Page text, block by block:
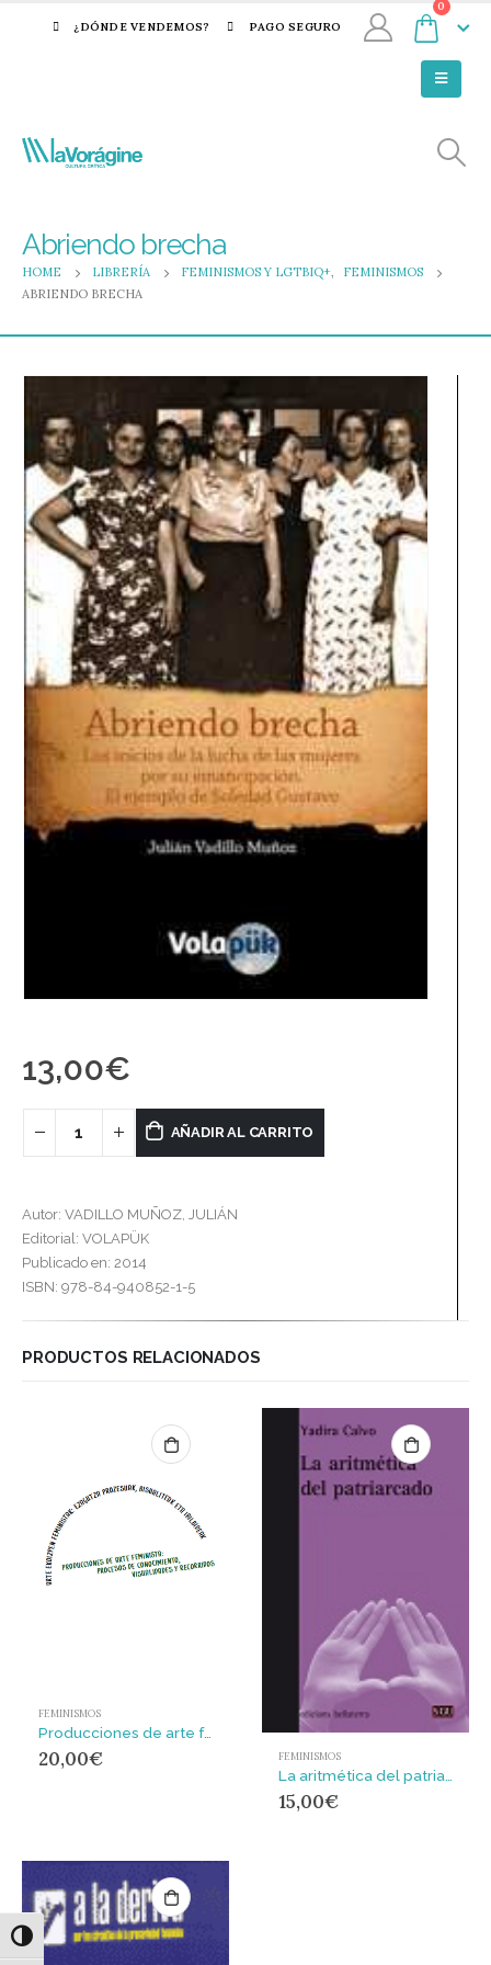
Alternar alto contraste
¿DÓNDE VENDEMOS? PAGO SEGURO
0
Abriendo brecha
HOME LIBRERÍA FEMINISMOS Y LGTBIQ+,
FEMINISMOS
ABRIENDO BRECHA
13,00€
AÑADIR AL CARRITO
Autor: VADILLO MUÑOZ, JULIÁN
Editorial: VOLAPÜK
Publicado en: 2014
ISBN: 978-84-940852-1-5
PRODUCTOS RELACIONADOS
FEMINISMOS
Producciones de arte feminista : procesos de conocimiento, visualidades y recorridos = Arte ekoizpen feministak : ezagutza prozesuak, bisualiteak eta ibilbideak
20,00€ FEMINISMOS
La aritmética del patriarcado
15,00€